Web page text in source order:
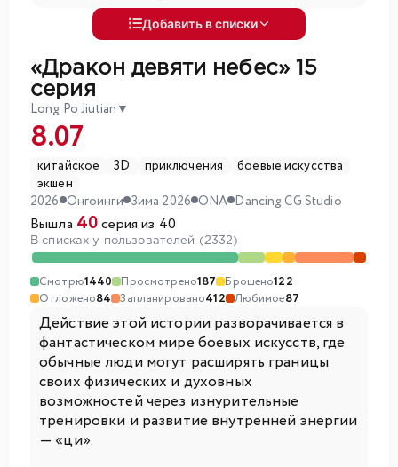
Добавить в списки
«Дракон девяти небес»15
серия
Long Po Jiutian ▼
8.07
китайское 3D приключения
боевые искусства
экшен
2026 Онгоинги Зима 2026 ONA Dancing CG Studio
Вышла 40серия из 40
В списках у пользователей (2332)
Смотрю1440 Просмотрено187 Брошено122
Отложено84 Запланировано412 Любимое87
Действие этой истории разворачивается в
фантастическом мире боевых искусств, где
обычные люди могут расширять границы
своих физических и духовных
возможностей через изнурительные
тренировки и развитие внутренней энергии
— «ци».